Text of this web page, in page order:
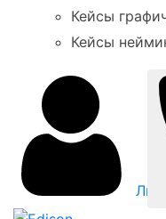
Кейсы
Кейсы